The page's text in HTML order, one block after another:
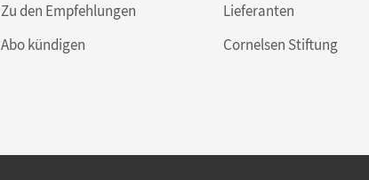
Zu den Empfehlungen
Abo kündigen
Lieferanten
Cornelsen Stiftung